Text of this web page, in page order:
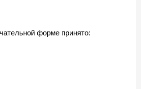
форме принято: